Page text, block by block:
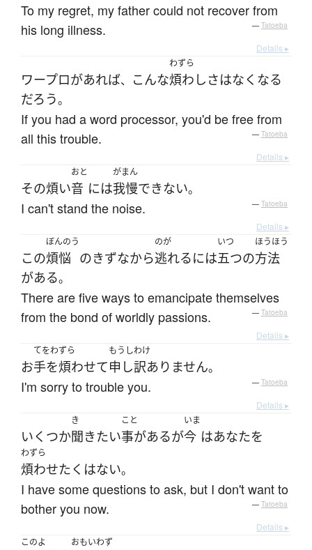
To my regret, my father could not recover from
his long illness.
— Tatoeba
Details ▸
ワープロがあれば、 こんな
わずら
煩わしさはなくなる
だろう。
If you had a word processor, you'd be free from
all this trouble.
— Tatoeba
Details ▸
その煩い
おと
音 には
がまん
我慢できない。
I can't stand the noise. — Tatoeba
Details ▸
この
ぼんのう
煩悩 のきずなから
のが
逃れるには
いつ
五つの
ほうほう
方法
がある。
There are five ways to emancipate themselves
from the bond of worldly passions.
— Tatoeba
Details ▸
お
てをわずら
手を煩わせて
もうしわけ
申し訳ありません。
I'm sorry to trouble you. — Tatoeba
Details ▸
いくつか
き
聞きたい
こと
事があるが
いま
今 はあなたを
わずら
煩わせたく はない。
I have some questions to ask, but I don't want to
bother you now.
— Tatoeba
Details ▸
このよ
おもいわず